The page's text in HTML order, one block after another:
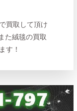
買取して頂け
た絨毯の買取
す！